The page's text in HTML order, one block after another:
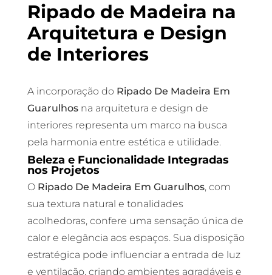
Ripado de Madeira na
Arquitetura e Design
de Interiores
A incorporação do Ripado De Madeira Em
Guarulhosna arquitetura e design de
interiores representa um marco na busca
pela harmonia entre estética e utilidade.
Beleza e Funcionalidade Integradas
nos Projetos
O Ripado De Madeira Em Guarulhos, com
sua textura natural e tonalidades
acolhedoras, confere uma sensação única de
calor e elegância aos espaços. Sua disposição
estratégica pode influenciar a entrada de luz
e ventilação, criando ambientes agradáveis e